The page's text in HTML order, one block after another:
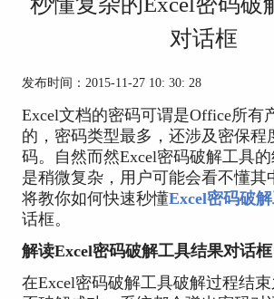
对话框
发布时间：2015-11-27 10: 30: 28
Excel文档的密码可谓是Office所有
的，密码类型最多，还涉及密保程
码。自然而然Excel密码破解工具
是稍微复杂，用户可能会看不懂其
将教你如何快速秒懂Excel密码破
话框。
解读Excel密码破解工具结果对话框
在Excel密码破解工具破解过程结